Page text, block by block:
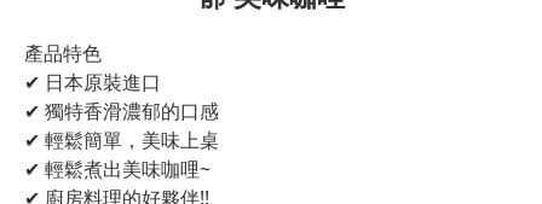
產品特色
✔ 日本原裝進口
✔ 獨特香滑濃郁的口感
✔ 輕鬆簡單，美味上桌
✔ 輕鬆煮出美味咖哩~
✔ 廚房料理的好夥伴!!